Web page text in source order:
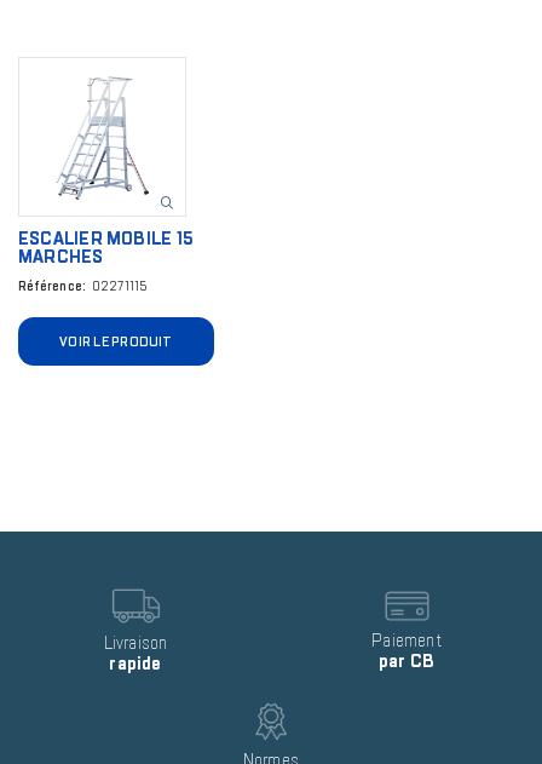
ESCALIER MOBILE 15
MARCHES
Référence 02271115
VOIR LE PRODUIT
Livraison
rapide
Paiement
par CB